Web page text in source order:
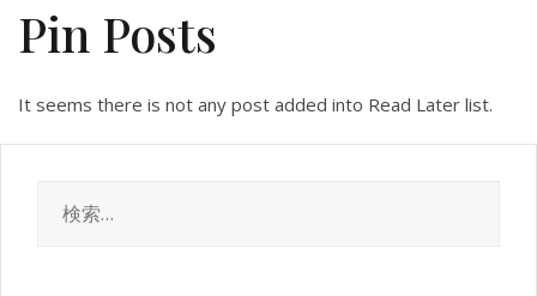
Pin Posts
It seems there is not any post added into Read Later list.